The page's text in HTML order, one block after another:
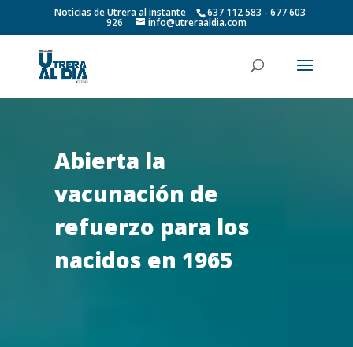
Noticias de Utrera al instante 637 112 583 - 677 603
926 info@utreraaldia.com
Abierta la
vacunación de
refuerzo para los
nacidos en 1965